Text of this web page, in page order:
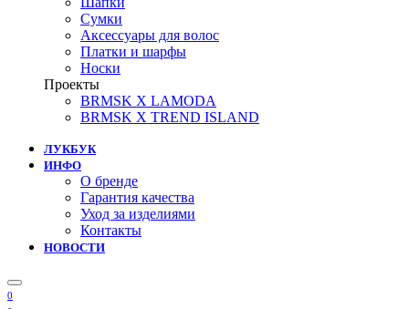
Сумки
Аксессуары для волос
Платки и шарфы
Носки
Проекты
BRMSK X LAMODA
BRMSK X TREND ISLAND
ЛУКБУК
ИНФО
О бренде
Гарантия качества
Уход за изделиями
Контакты
НОВОСТИ
0